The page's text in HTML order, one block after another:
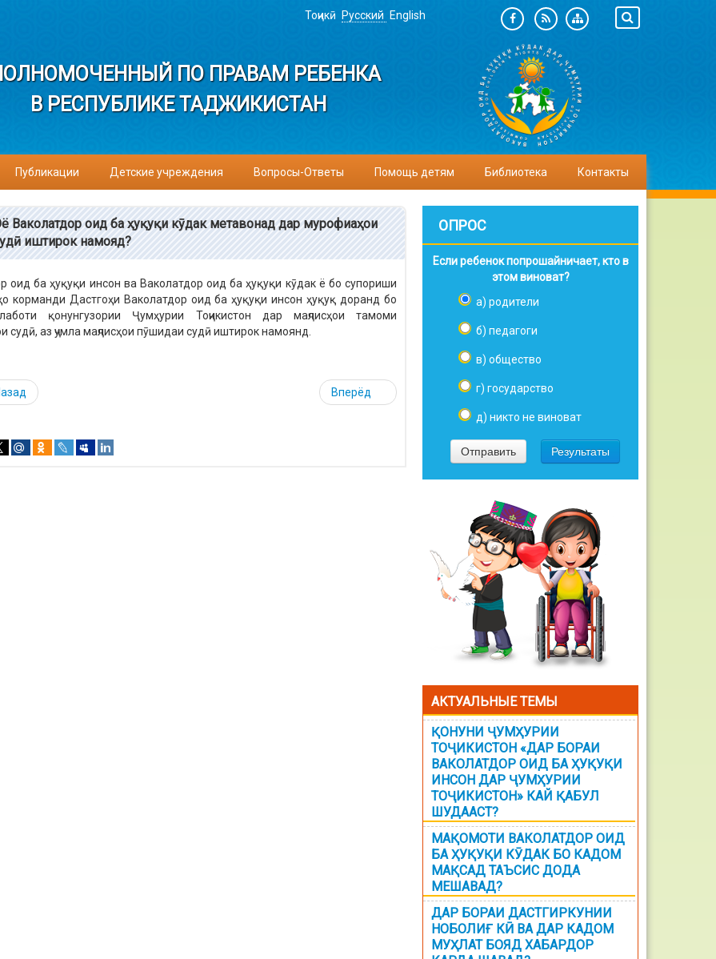
Тоҷикӣ Русский English
ПО ПРАВАМ РЕБЕНКА
В РЕСПУБЛИКЕ ТАДЖИКИСТАН
Публикации Детские учреждения Вопросы-Ответы Помощь детям Библиотека Контакты
Ваколатдор оид ба ҳуқуқи кӯдак метавонад дар мурофиаҳои
иштирок намояд?
оид ба ҳуқуқи инсон ва Ваколатдор оид ба ҳуқуқи кӯдак ё бо супориши
корманди Дастгоҳи Ваколатдор оид ба ҳуқуқи инсон ҳуқуқ доранд бо
қонунгузории Ҷумҳурии Тоҷикистон дар маҷлисҳои тамоми
судӣ, аз ҷумла маҷлисҳои пӯшидаи судӣ иштирок намоянд.
Вперёд
ОПРОС
Если ребенок попрошайничает, кто в
этом виноват?
а) родители
б) педагоги
в) общество
г) государство
д) никто не виноват
АКТУАЛЬНЫЕ ТЕМЫ
ҚОНУНИ ҶУМҲУРИИ
ТОҶИКИСТОН «ДАР БОРАИ
ВАКОЛАТДОР ОИД БА ҲУҚУҚИ
ИНСОН ДАР ҶУМҲУРИИ
ТОҶИКИСТОН» КАЙ ҚАБУЛ
ШУДААСТ?
МАҚОМОТИ ВАКОЛАТДОР ОИД
БА ҲУҚУҚИ КӮДАК БО КАДОМ
МАҚСАД ТАЪСИС ДОДА
МЕШАВАД?
ДАР БОРАИ ДАСТГИРКУНИИ
НОБОЛИҒ КӢ ВА ДАР КАДОМ
МУҲЛАТ БОЯД ХАБАРДОР